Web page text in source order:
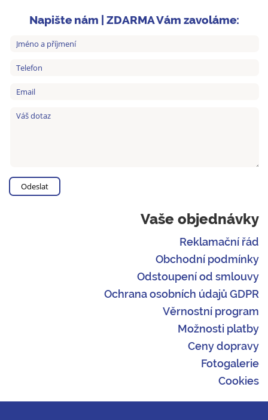
Napište nám | ZDARMA Vám zavoláme:
Vaše objednávky
Reklamační řád
Obchodní podmínky
Odstoupení od smlouvy
Ochrana osobních údajů GDPR
Věrnostní program
Možnosti platby
Ceny dopravy
Fotogalerie
Cookies